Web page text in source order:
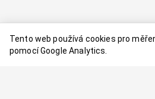
Tento web používá cookies pro
pomocí Google Analytics.